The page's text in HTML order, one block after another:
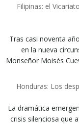
Filipinas: el
Tras casi noventa
en la nueva
Monseñor Moisés
Honduras: Los
La dramática
crisis silenciosa que